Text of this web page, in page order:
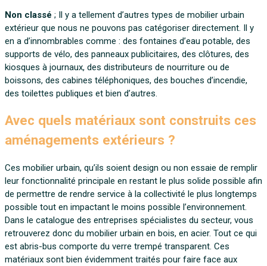
Non classé ; Il y a tellement d’autres types de mobilier urbain
extérieur que nous ne pouvons pas catégoriser directement. Il y
en a d’innombrables comme : des fontaines d’eau potable, des
supports de vélo, des panneaux publicitaires, des clôtures, des
kiosques à journaux, des distributeurs de nourriture ou de
boissons, des cabines téléphoniques, des bouches d’incendie,
des toilettes publiques et bien d’autres.
Avec quels matériaux sont construits ces
aménagements extérieurs ?
Ces mobilier urbain, qu’ils soient design ou non essaie de remplir
leur fonctionnalité principale en restant le plus solide possible afin
de permettre de rendre service à la collectivité le plus longtemps
possible tout en impactant le moins possible l’environnement.
Dans le catalogue des entreprises spécialistes du secteur, vous
retrouverez donc du mobilier urbain en bois, en acier. Tout ce qui
est abris-bus comporte du verre trempé transparent. Ces
matériaux sont bien évidemment traités pour faire face aux